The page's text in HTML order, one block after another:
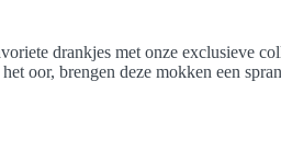
drankjes met onze exclusieve
oor, brengen deze mokken een